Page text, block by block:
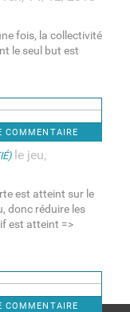
fois, la collectivité
le seul but est
COMMENTAIRE
le jeu,
est atteint sur le
donc réduire les
est atteint =>
COMMENTAIRE